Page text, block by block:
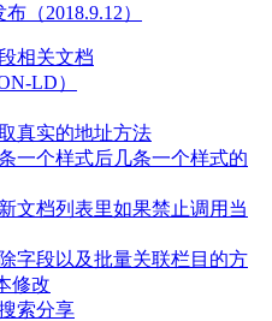
（2018.9.12）
相关文档
LD）
真实的地址方法
一个样式后几条一个样式的
文档列表里如果禁止调用当
字段以及批量关联栏目的方
修改
索分享